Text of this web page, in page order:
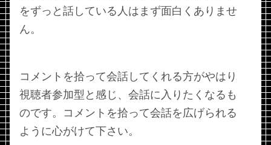
をずっと話している人はまず面白くありませ
ん。
コメントを拾って会話してくれる方がやはり
視聴者参加型と感じ、会話に入りたくなるも
のです。コメントを拾って会話を広げられる
ように心がけて下さい。